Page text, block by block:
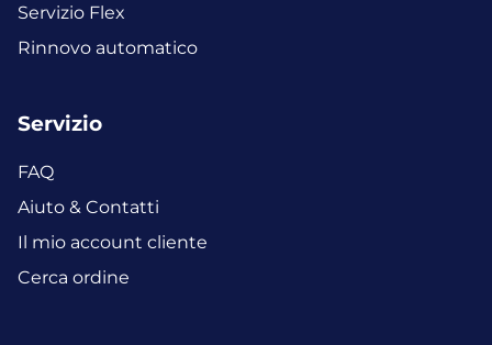
Servizio Flex
Rinnovo automatico
Servizio
FAQ
Aiuto & Contatti
Il mio account cliente
Cerca ordine